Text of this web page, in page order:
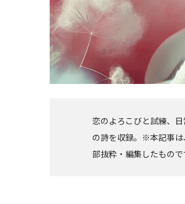
恋のよろこびと試練、
の詩を収録。※本記事は
部抜粋・編集したもので